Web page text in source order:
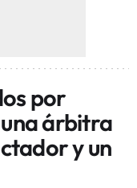
por
árbitra
y un